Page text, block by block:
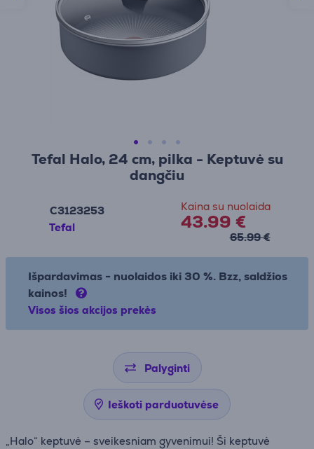
Tefal Halo, 24 cm, pilka - Keptuvė su
dangčiu
C3123253
Tefal
Kaina su nuolaida
43.99 €
65.99 €
Išpardavimas - nuolaidos iki 30 %. Bzz, saldžios
kainos!
Visos šios akcijos prekės
Palyginti
Ieškoti parduotuvėse
„Halo“ keptuvė – sveikesniam gyvenimui! Ši keptuvė